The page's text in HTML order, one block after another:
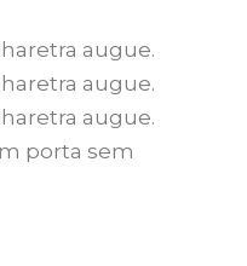
augue.
augue.
augue.
porta sem